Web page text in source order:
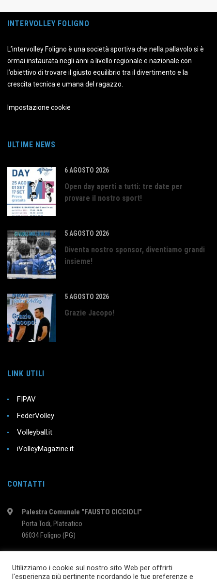
INTERVOLLEY FOLIGNO
L’intervolley Foligno è una società sportiva che nella pallavolo si è
ormai instaurata negli anni a livello regionale e nazionale con
l’obiettivo di trovare il giusto equilibrio tra il divertimento e la
crescita tecnica e umana del ragazzo.
Impostazione cookie
ULTIME NEWS
6 AGOSTO 2026
Open day aperti a tutti: tre date per
provare il nostro sport!
5 AGOSTO 2026
Diventa nostro sponsor, diventiamo grandi
insieme!
5 AGOSTO 2026
Grazie Jacopo!
LINK UTILI
FIPAV
FederVolley
Volleyball.it
iVolleyMagazine.it
CONTATTI
Palestra Comunale "FAUSTO CICCIOLI"
Porta Todi, Plateatico
06034 Foligno (PG)
Utilizziamo i cookie sul nostro sito Web per offrirti
l'esperienza più pertinente ricordando le tue preferenze e